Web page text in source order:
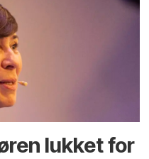
lukket for